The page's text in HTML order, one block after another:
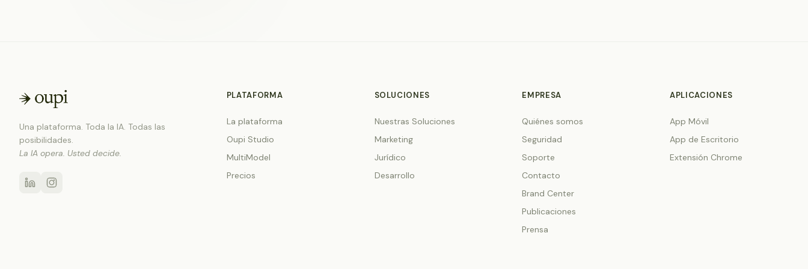
Una plataforma. Toda la IA. Todas las
posibilidades.
La IA opera. Usted decide.
PLATAFORMA
La plataforma
Oupi Studio
MultiModel
Precios
SOLUCIONES
Nuestras Soluciones
Marketing
Jurídico
Desarrollo
EMPRESA
Quiénes somos
Seguridad
Soporte
Contacto
Brand Center
Publicaciones
Prensa
APLICACIONES
App Móvil
App de Escritorio
Extensión Chrome